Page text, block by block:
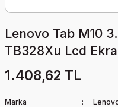
Lenovo Tab M10
TB328Xu Lcd
1.408,62 TL
Marka